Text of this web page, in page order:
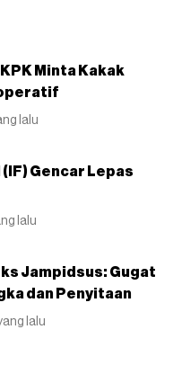
Minta Kakak
lalu
Gencar Lepas
lalu
Jampidsus: Gugat
dan Penyitaan
lalu